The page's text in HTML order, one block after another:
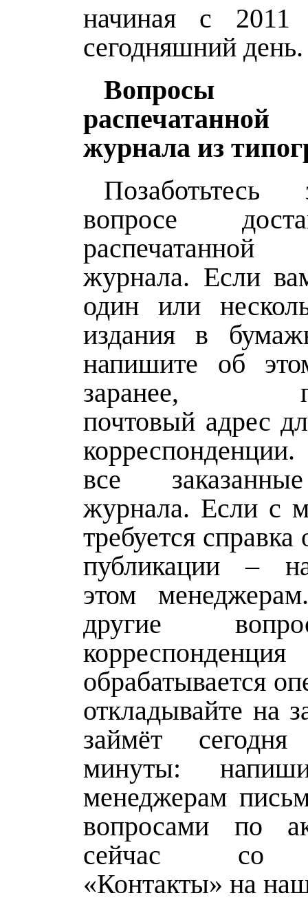
начиная с
сегодняшний день.
Вопросы
журнала из
вопросе
журнала. Если
один или
издания в
напишите об
заранее,
почтовый адрес
все
журнала. Если с
требуется
публикации –
этом
другие
корреспонденция
обрабатывается
откладывайте на
займёт
минуты:
менеджерам
вопросами по
сейчас со
«Контакты» на